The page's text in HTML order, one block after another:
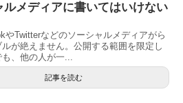
ルメディアに書いてはいけない
Twitterなどのソーシャルメディアがら
が絶えません。公開する範囲を限定し
も、他の人が一...
記事を読む